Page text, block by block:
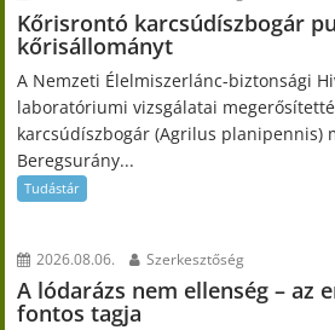
Kőrisrontó karcsúdíszbogár
kőrisállományt
A Nemzeti Élelmiszerlánc-biztonsági
laboratóriumi vizsgálatai
karcsúdíszbogár (Agrilus planipennis)
Beregsurány...
Tudástár
2026.08.06. Szerkesztőség
A lódarázs nem ellenség – az
fontos tagja